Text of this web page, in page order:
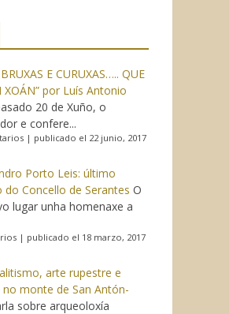
E CURUXAS….. QUE
XOÁN” por Luís Antonio
20 de Xuño, o
e confere...
| publicado el 22 junio, 2017
Porto Leis: último
do Concello de Serantes O
lugar unha homenaxe a
| publicado el 18 marzo, 2017
arte rupestre e
monte de San Antón-
sobre arqueoloxía